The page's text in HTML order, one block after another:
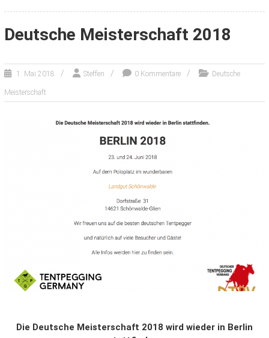
Deutsche Meisterschaft 2018
1. Mai 2018 Steffen 0 Kommentare Deutsche
Meisterschaft
Die Deutsche Meisterschaft 2018 wird wieder in Berlin